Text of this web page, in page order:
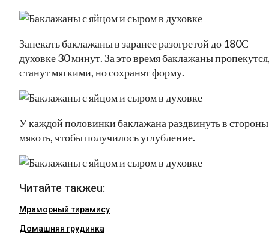
Запекать баклажаны в заранее разогретой до 180С
духовке 30 минут. За это время баклажаны
станут мягкими, но сохранят форму.
У каждой половинки баклажана раздвинуть в стороны
мякоть, чтобы получилось углубление.
Читайте такжеu:
Мраморный тирамису
Домашняя грудинка